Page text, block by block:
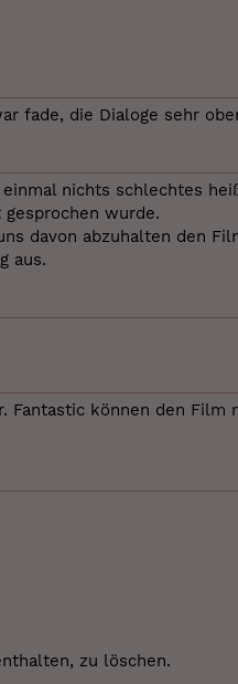
fade, die Dialoge sehr
nichts schlechtes
wurde.
davon abzuhalten den
aus.
Fantastic können den
zu löschen.